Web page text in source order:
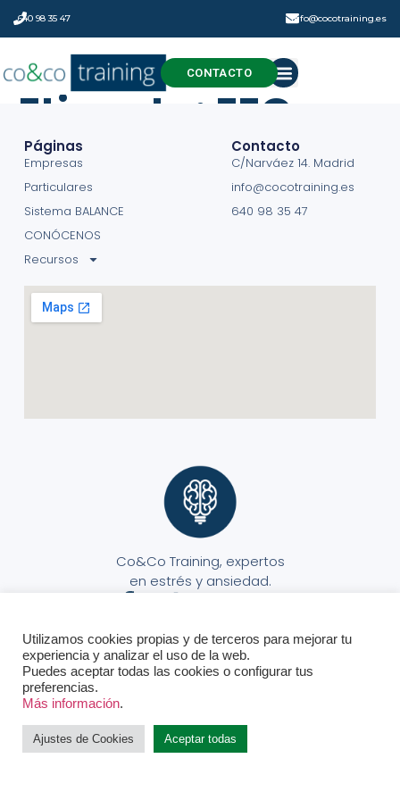
640 98 35 47 info@cocotraining.es
CONTACTO
Etiqueta: EEG
Co&Co Training, expertos
en estrés y ansiedad.
Páginas
Empresas
Particulares
Sistema BALANCE
CONÓCENOS
Recursos
Contacto
C/Narváez 14. Madrid
info@cocotraining.es
640 98 35 47
Aviso Legal Política de Privacidad
Utilizamos cookies propias y de terceros para mejorar tu
experiencia y analizar el uso de la web.
Puedes aceptar todas las cookies o configurar tus
preferencias.
Más información.
Ajustes de Cookies Aceptar todas